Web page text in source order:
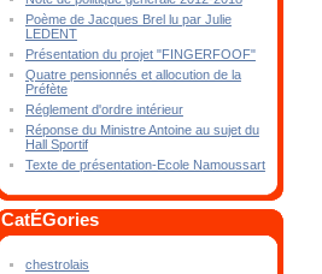
Poème de Jacques Brel lu par Julie
LEDENT
Présentation du projet "FINGERFOOF"
Quatre pensionnés et allocution de la
Préfète
Réglement d'ordre intérieur
Réponse du Ministre Antoine au sujet du
Hall Sportif
Texte de présentation-Ecole Namoussart
CatÉGories
chestrolais